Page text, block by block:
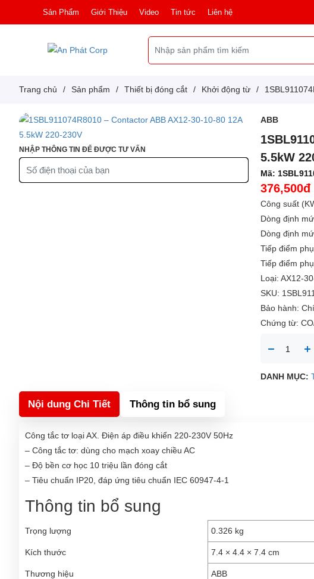
Sản Phẩm Giới Thiệu Video Tin tức Liên hệ
Trang chủ / Sản phẩm / Thiết bị đóng cắt / Khởi động từ /
NHẬP THÔNG TIN ĐỂ ĐƯỢC TƯ VẤN
ABB
5.5kW
Mã:
376,500đ
Công suất
Dòng định
Dòng định
Tiếp điểm
Tiếp điểm
Loại: AX12-
SKU:
Bảo hành:
Chứng từ:
DANH MỤC:
Nội dung Chi Tiết Thông tin bổ sung
Công tắc tơ loại AX. Điện áp điều khiển 220-230V 50Hz
– Công tắc tơ: dùng cho mạch xoay chiều AC
– Độ bền cơ học 10 triệu lần đóng cắt
– Tiêu chuẩn IP20, đáp ứng tiêu chuẩn IEC 60947-4-1
Thông tin bổ sung
Trọng lượng 0.326 kg
Kích thước 7.4 × 4.4 × 7.4 cm
Thương hiệu ABB